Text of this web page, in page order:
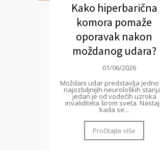
Kako hiperbarična
komora pomaže
oporavak nakon
moždanog udara?
01/06/2026
Moždani udar predstavlja jedno
najozbiljnijih neuroloških
jedan je od vodećih uzroka
invaliditeta širom sveta.
kada se...
Pročitajte više